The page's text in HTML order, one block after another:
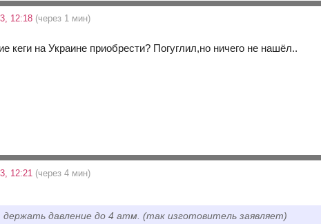
12:18 (через 1 мин)
кеги на Украине приобрести? Погуглил,но ничего не нашёл..
12:21 (через 4 мин)
давление до 4 атм. (так изготовитель заявляет)